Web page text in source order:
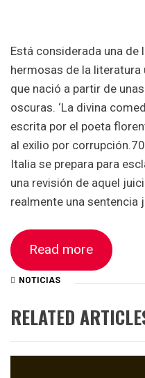
Está considerada una
hermosas de la literatura
que nació a partir de
oscuras. ‘La divina
escrita por el poeta
al exilio por
Italia se prepara para
una revisión de aquel
realmente una sentencia
Read more
NOTICIAS
RELATED